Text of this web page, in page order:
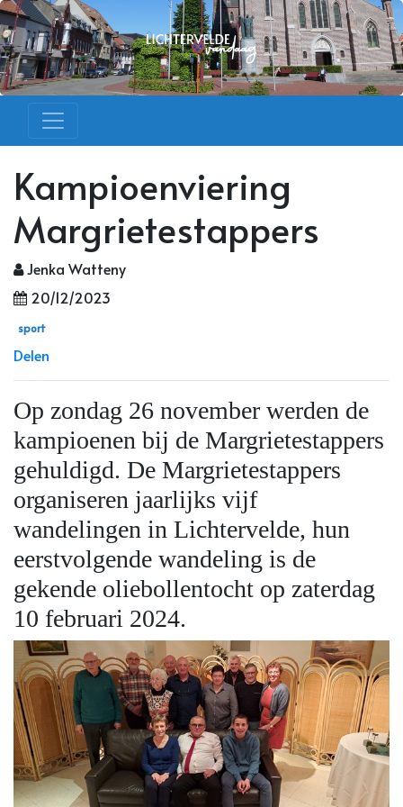
Kampioenviering
Margrietestappers
Jenka Watteny
20/12/2023
sport
Delen
Op zondag 26 november werden de
kampioenen bij de Margrietestappers
gehuldigd. De Margrietestappers
organiseren jaarlijks vijf
wandelingen in Lichtervelde, hun
eerstvolgende wandeling is de
gekende oliebollentocht op zaterdag
10 februari 2024.